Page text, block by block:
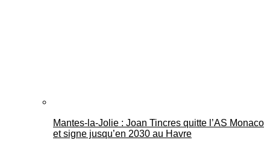
Mantes-la-Jolie : Joan Tincres quitte l’AS Monaco
et signe jusqu’en 2030 au Havre